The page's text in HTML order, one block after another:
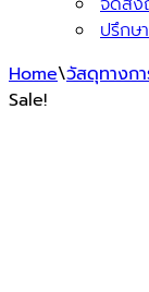
ปรึกษ
Home\วัสดุทางก
Sale!